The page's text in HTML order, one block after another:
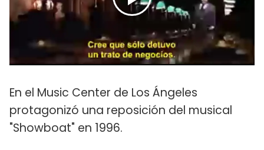
En el Music Center de Los Ángeles
protagonizó una reposición del musical
"Showboat" en 1996.